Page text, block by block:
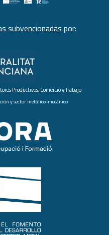
subvencionadas por:
Productivos, Comercio y Trabajo
y sector metálico-mecánico